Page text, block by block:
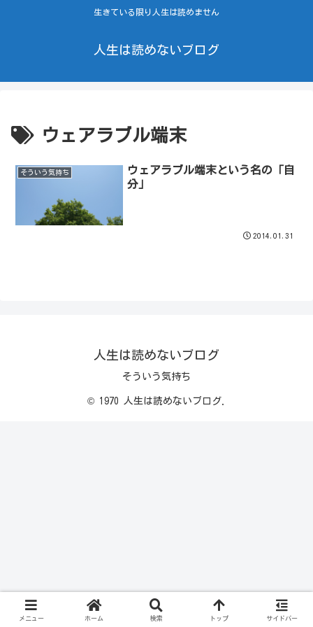
生きている限り人生は読めません
人生は読めないブログ
ウェアラブル端末
そういう気持ち
ウェアラブル端末という名の「自
分」
2014.01.31
人生は読めないブログ
そういう気持ち
© 1970 人生は読めないブログ.
メニュー ホーム 検索 トップ サイドバー